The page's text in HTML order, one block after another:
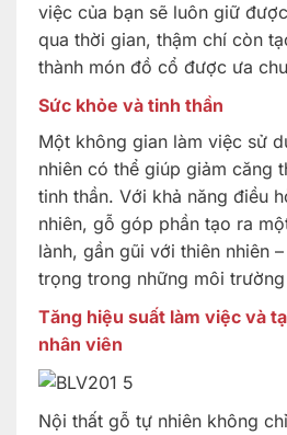
việc của bạn sẽ luôn giữ
qua thời gian, thậm chí còn
thành món đồ cổ được ưa
Sức khỏe và tinh thần
Một không gian làm việc sử
nhiên có thể giúp giảm căng
tinh thần. Với khả năng điều
nhiên, gỗ góp phần tạo ra
lành, gần gũi với thiên nhiên
trọng trong những môi
Tăng hiệu suất làm việc và
nhân viên
Nội thất gỗ tự nhiên không